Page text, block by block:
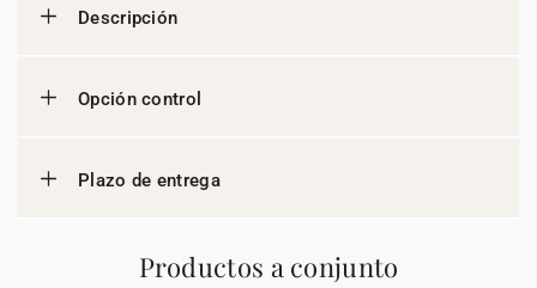
Descripción
Opción control
Plazo de entrega
Productos a conjunto